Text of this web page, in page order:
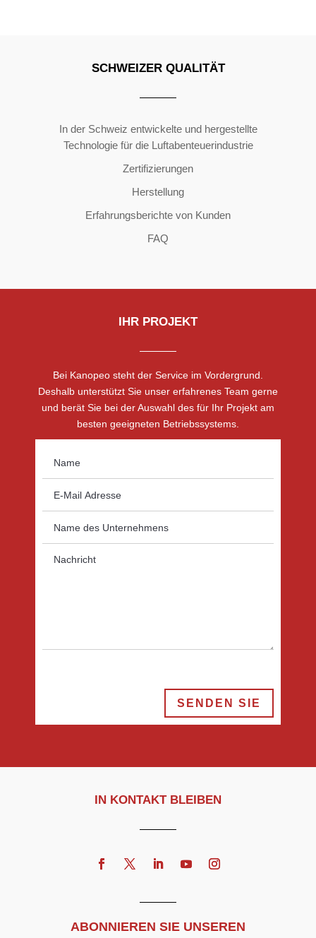
SCHWEIZER QUALITÄT
In der Schweiz entwickelte und hergestellte
Technologie für die Luftabenteuerindustrie
Zertifizierungen
Herstellung
Erfahrungsberichte von Kunden
FAQ
IHR PROJEKT
Bei Kanopeo steht der Service im Vordergrund.
Deshalb unterstützt Sie unser erfahrenes Team gerne
und berät Sie bei der Auswahl des für Ihr Projekt am
besten geeigneten Betriebssystems.
SENDEN SIE
IN KONTAKT BLEIBEN
ABONNIEREN SIE UNSEREN